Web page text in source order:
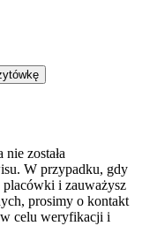
została
W przypadku, gdy
placówki i zauważysz
prosimy o kontakt
w celu weryfikacji i